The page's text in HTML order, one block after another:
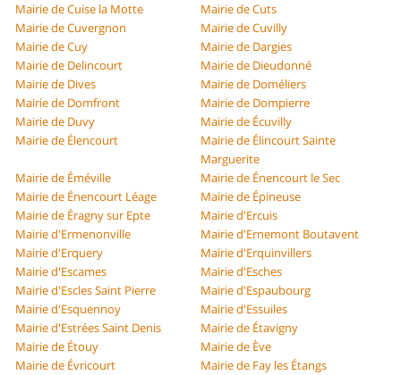
Mairie de Cuise la Motte
Mairie de Cuts
Mairie de Cuvergnon
Mairie de Cuvilly
Mairie de Cuy
Mairie de Dargies
Mairie de Delincourt
Mairie de Dieudonné
Mairie de Dives
Mairie de Doméliers
Mairie de Domfront
Mairie de Dompierre
Mairie de Duvy
Mairie de Écuvilly
Mairie de Élencourt
Mairie de Élincourt Sainte
Marguerite
Mairie de Éméville
Mairie de Énencourt le Sec
Mairie de Énencourt Léage
Mairie de Épineuse
Mairie de Éragny sur Epte
Mairie d'Ercuis
Mairie d'Ermenonville
Mairie d'Ernemont Boutavent
Mairie d'Erquery
Mairie d'Erquinvillers
Mairie d'Escames
Mairie d'Esches
Mairie d'Escles Saint Pierre
Mairie d'Espaubourg
Mairie d'Esquennoy
Mairie d'Essuiles
Mairie d'Estrées Saint Denis
Mairie de Étavigny
Mairie de Étouy
Mairie de Ève
Mairie de Évricourt
Mairie de Fay les Étangs